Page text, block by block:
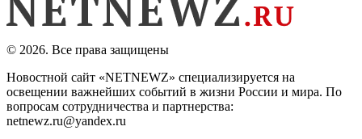
© 2026. Все права защищены
Новостной сайт «NETNEWZ» специализируется на
освещении важнейших событий в жизни России и мира. По
вопросам сотрудничества и партнерства:
netnewz.ru@yandex.ru